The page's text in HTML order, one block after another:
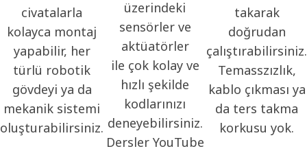
civatalarla
kolayca montaj
yapabilir, her
türlü robotik
gövdeyi ya da
mekanik sistemi
oluşturabilirsiniz.
üzerindeki
sensörler ve
aktüatörler
ile çok kolay ve
hızlı şekilde
kodlarınızı
deneyebilirsiniz.
Dersler YouTube
takarak
doğrudan
çalıştırabilirsiniz.
Temasszızlık,
kablo çıkması ya
da ters takma
korkusu yok.